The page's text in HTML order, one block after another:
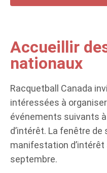
Accueillir
nationaux
Racquetball Canada
intéressées à
événements suivants
d’intérêt. La fenêtre de
manifestation d’intérêt
septembre.